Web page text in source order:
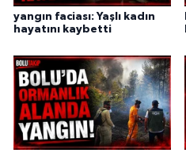
yangın faciası: Yaşlı kadın
hayatını kaybetti